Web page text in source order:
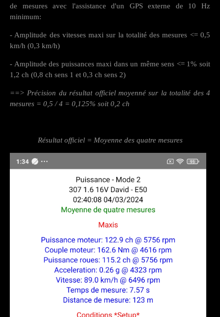
de mesures avec l'assistance d'un GPS externe de 10 Hz
minimum:
- Amplitude des vitesses maxi sur la totalité des mesures <= 0,5
km/h (0,3 km/h)
- Amplitude des puissances maxi dans un même sens <= 1% soit
1,2 ch (0,8 ch sens 1 et 0,3 ch sens 2)
==> Précision du résultat officiel moyenné sur la totalité des 4
mesures = 0,5 / 4 = 0,125% soit 0,2 ch
Résultat officiel = Moyenne des quatre mesures